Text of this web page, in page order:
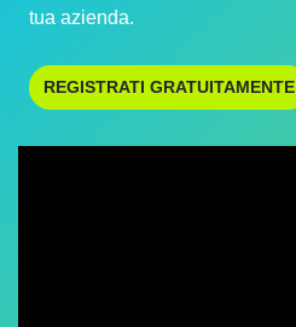
tua azienda.
REGISTRATI GRATUITAMENTE